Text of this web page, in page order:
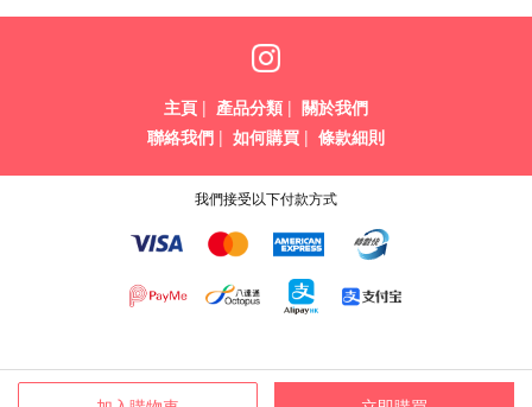
主頁 | 產品分類 | 關於我們
聯絡我們 | 如何購買 | 條款細則
我們接受以下付款方式